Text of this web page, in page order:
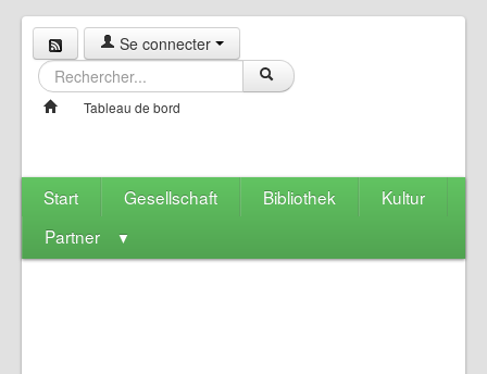
Se connecter
Tableau de bord
Start Gesellschaft Bibliothek
Kultur
Partner
▼